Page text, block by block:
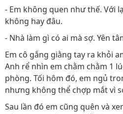
- Em không quen như thế. Với
không hay đâu.
- Nhà làm gì có ai mà sợ. Yên
Em cô gắng giằng tay ra khỏi
Anh rể nhìn em chằm chằm 1
phòng. Tối hôm đó, em ngủ
nhưng không thể chợp mắt vì
Sau lần đó em cũng quên và